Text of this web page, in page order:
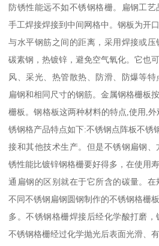
防锈性能远不如不锈钢格栅。扁钢工
手工焊接焊接到中间网格中。钢板为开
与水平钢筋之间的距离，采用焊接或
碳素钢，热镀锌，避免空气氧化。它也
风、采光、热管散热、防滑、防爆等
扁钢和相同尺寸的钢筋。金属钢格栅板
栅板。钢格板这两种材料的特点,使用,
锈钢格产品特点如下:不锈钢点阵板不锈
接和其他技术生产。但是不锈钢扁钢
锈性能比镀锌钢格栅要好得多，在使用
通扁钢的区别就在于它所含的碳量。在
不同不锈钢扁钢圆钢制作的不锈钢格栅
多。不锈钢格栅焊接后经化学酸打磨，
不锈钢格栅经过化学抛光后表面光滑、